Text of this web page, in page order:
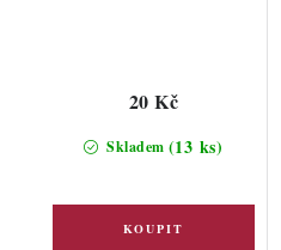
Skladem (13 ks)
20 Kč